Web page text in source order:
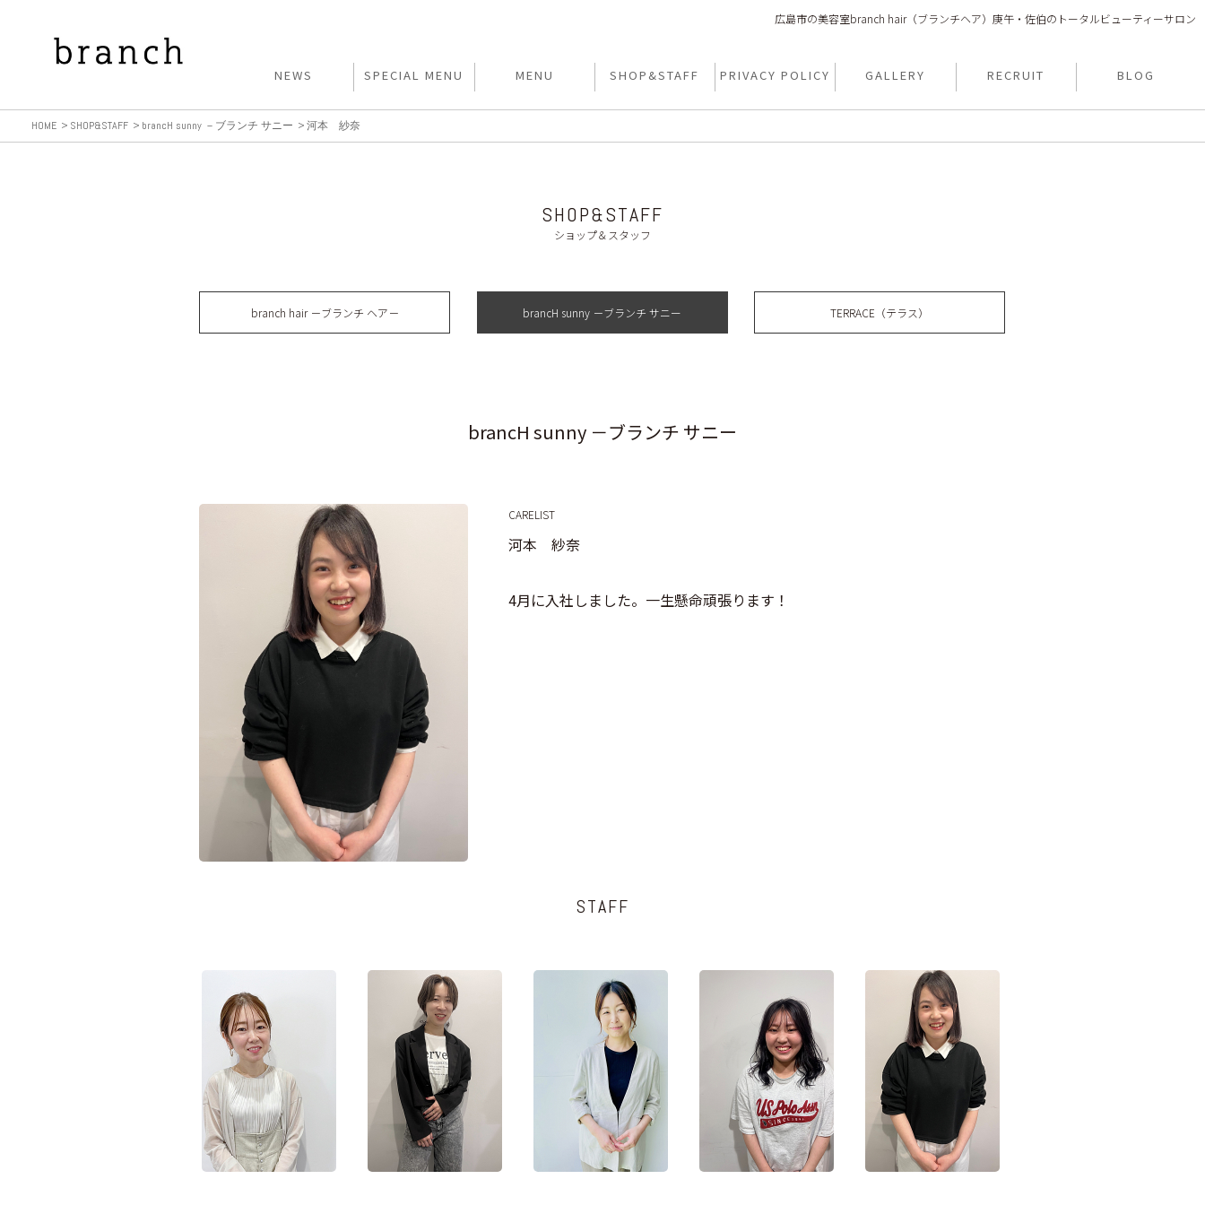
広島市の美容室branch hair（ブランチヘア）庚午・佐伯のトータルビューティーサロン
NEWS SPECIAL MENU MENU SHOP&STAFF PRIVACY POLICY GALLERY RECRUIT BLOG
HOME SHOP&STAFF brancH sunny －ブランチ サニー 河本 紗奈
SHOP&STAFF
ショップ＆スタッフ
branch hair －ブランチ ヘア－ brancH sunny －ブランチ サニー TERRACE（テラス）
brancH sunny －ブランチ サニー
CARELIST
河本 紗奈
4月に入社しました。一生懸命頑張ります！
STAFF